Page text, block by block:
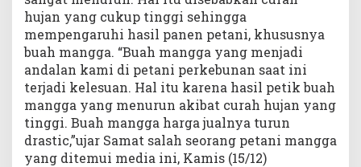
hujan yang cukup tinggi sehingga
mempengaruhi hasil panen petani, khususnya
buah mangga. “Buah mangga yang menjadi
andalan kami di petani perkebunan saat ini
terjadi kelesuan. Hal itu karena hasil petik buah
mangga yang menurun akibat curah hujan yang
tinggi. Buah mangga harga jualnya turun
drastic,”ujar Samat salah seorang petani mangga
yang ditemui media ini, Kamis (15/12)